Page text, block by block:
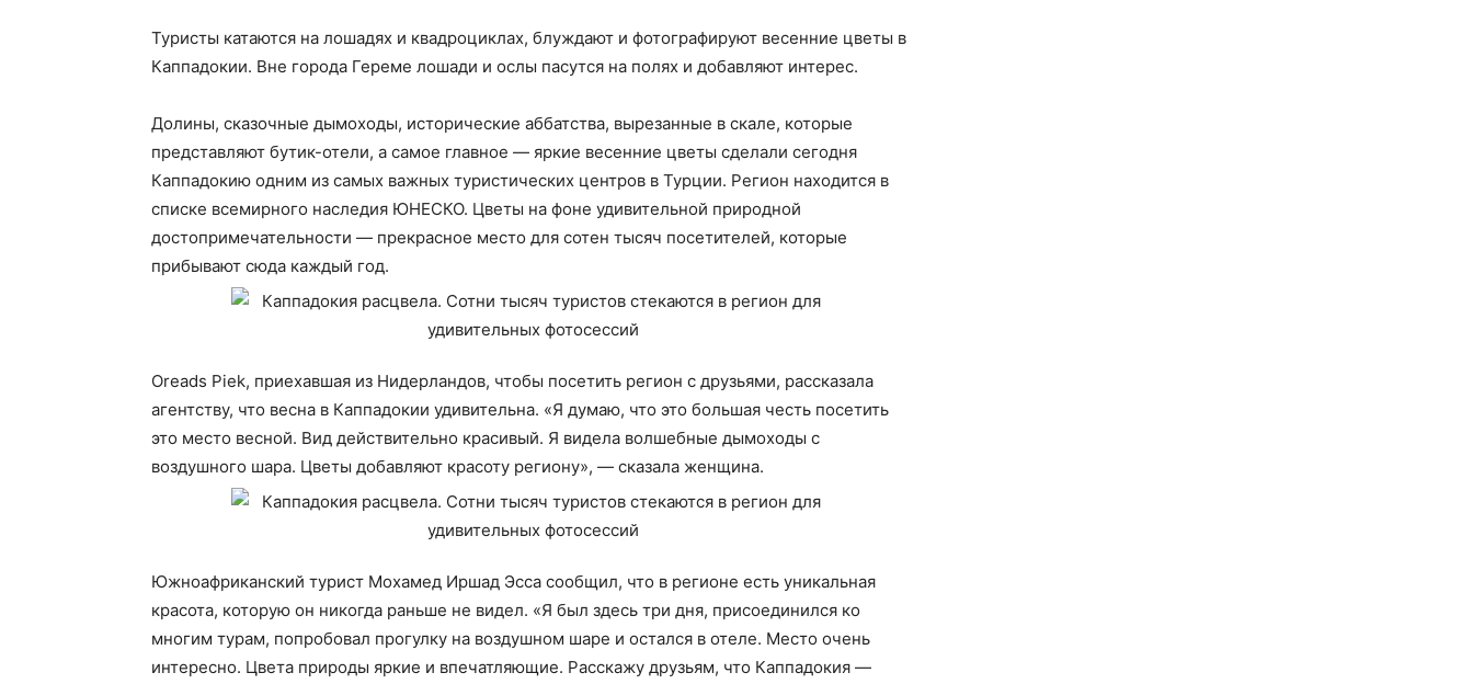
Туристы катаются на лошадях и квадроциклах, блуждают и фотографируют весенние цветы в
Каппадокии. Вне города Гереме лошади и ослы пасутся на полях и добавляют интерес.
Долины, сказочные дымоходы, исторические аббатства, вырезанные в скале, которые
представляют бутик-отели, а самое главное — яркие весенние цветы сделали сегодня
Каппадокию одним из самых важных туристических центров в Турции. Регион находится в
списке всемирного наследия ЮНЕСКО. Цветы на фоне удивительной природной
достопримечательности — прекрасное место для сотен тысяч посетителей, которые
прибывают сюда каждый год.
Oreads Piek, приехавшая из Нидерландов, чтобы посетить регион с друзьями, рассказала
агентству, что весна в Каппадокии удивительна. «Я думаю, что это большая честь посетить
это место весной. Вид действительно красивый. Я видела волшебные дымоходы с
воздушного шара. Цветы добавляют красоту региону», — сказала женщина.
Южноафриканский турист Мохамед Иршад Эсса сообщил, что в регионе есть уникальная
красота, которую он никогда раньше не видел. «Я был здесь три дня, присоединился ко
многим турам, попробовал прогулку на воздушном шаре и остался в отеле. Место очень
интересно. Цвета природы яркие и впечатляющие. Расскажу друзьям, что Каппадокия —